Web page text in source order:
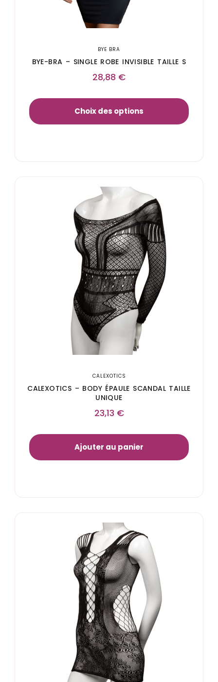
BYE BRA
BYE-BRA – SINGLE ROBE INVISIBLE TAILLE S
28,88 €
Choix des options
CALEXOTICS
CALEXOTICS – BODY ÉPAULE SCANDAL TAILLE
UNIQUE
23,13 €
Ajouter au panier